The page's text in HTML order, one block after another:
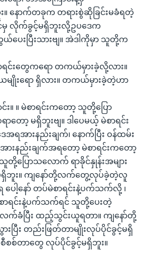
။ နောက်တခုက တရားစွဲဆိုခြင်းမခံရတဲ့
လိုက်ခွင့်မရှိဘူးလို့ဥပဒေက
ေးပြီးသားဗျ။ အဲဒါကိုမှာ သူတို့က
ရင်းတွေကရော တကယ်မှားခဲ့လို့လား။
းရော ရှိလား။ တကယ်မှားခဲ့တဲ့ဟာ
။ ။ မဲစာရင်းကတော့ သူတို့ပြော
ာတော့ မရှိဘူးဗျ။ ဒါပေမယ့် မဲစာရင်း
အရအားနည်းချက်၊ နောက်ပြီး ဝန်ထမ်း
းနည်းချက်အရတော့ မဲစာရင်းကတော့
သူတို့ပြောသလောက် ရာခိုင်နှုန်းအများ
ာမရှိဘူး။ ကျနော်တို့လက်တွေ့လုပ်ခဲ့တဲ့လူ
ေါ့နော် တပ်မဲစာရင်းနဲ့ပက်သက်လို့ ၊
ာရင်းနဲ့ပက်သက်ရင် သူတို့ပေးတဲ့
က်ခံပြီး ထည့်သွင်းယူရတာ။ ကျနော်တို့
ပြီး တည်းဖြတ်တာမျိုးလုပ်ပိုင်ခွင့်မရှိ
စီစစ်တာတွေ လုပ်ပိုင်ခွင့်မရှိဘူး။